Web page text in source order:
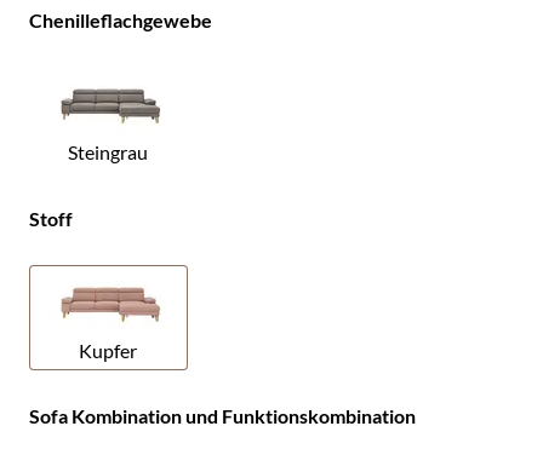
Chenilleflachgewebe
Steingrau
Stoff
Kupfer
Sofa Kombination und Funktionskombination